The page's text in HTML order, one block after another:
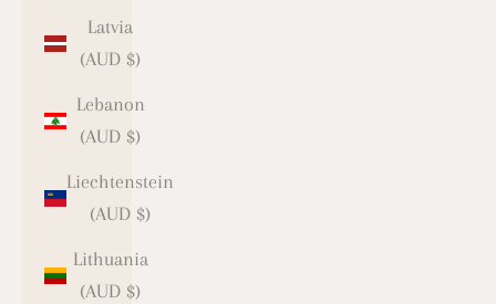
Latvia
(AUD $)
Lebanon
(AUD $)
Liechtenstein
(AUD $)
Lithuania
(AUD $)